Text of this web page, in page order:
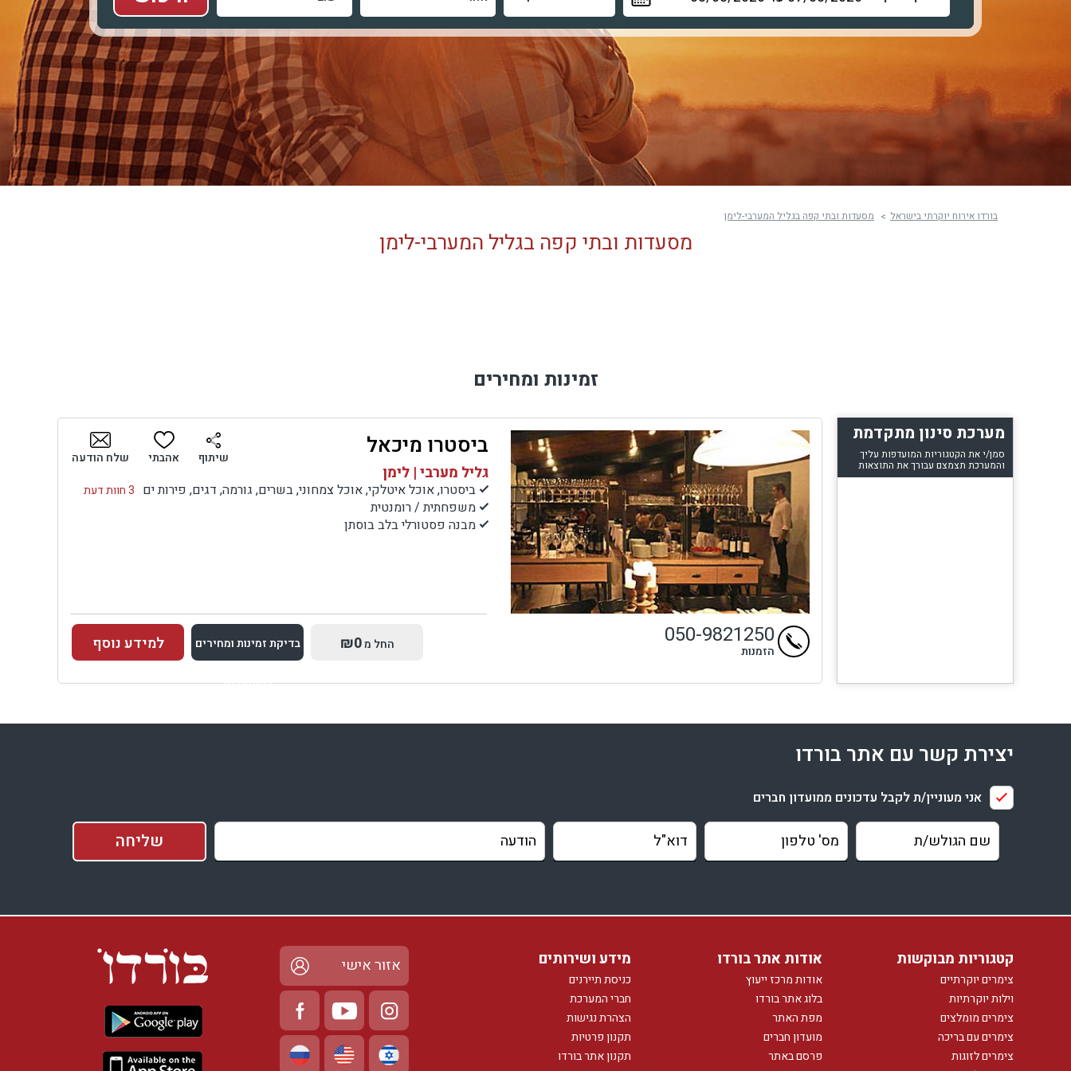
בורדו אירוח יוקרתי בישראל מסעדות ובתי קפה בגליל המערבי-לימן
מסעדות ובתי קפה בגליל המערבי-לימן
זמינות ומחירים
מערכת סינון מתקדמת
סמן/י את הקטגוריות המועדפות עליך
והמערכת תצמצם עבורך את התוצאות
ביסטרו מיכאל
גליל מערבי | לימן
3 חוות דעת ביסטרו, אוכל איטלקי, אוכל צמחוני, בשרים, גורמה, דגים, פירות ים
משפחתית / רומנטית
מבנה פסטורלי בלב בוסתן
שיתוף אהבתי שלח הודעה
050-9821250
הזמנות החל מ₪0 בדיקת זמינות ומחירים
למתחם זה
בדיקת זמינות ומחירים
למידע נוסף
יצירת קשר עם אתר בורדו
אני מעוניין/ת לקבל עדכונים ממועדון חברים
קטגוריות מבוקשות
צימרים יוקרתיים
וילות יוקרתיות
צימרים מומלצים
צימרים עם בריכה
צימרים לזוגות
אודות אתר בורדו
אודות מרכז ייעוץ
בלוג אתר בורדו
מפת האתר
מועדון חברים
פרסם באתר
מידע ושירותים
כניסת תיירנים
חברי המערכת
הצהרת נגישות
תקנון פרטיות
תקנון אתר בורדו
אזור אישי